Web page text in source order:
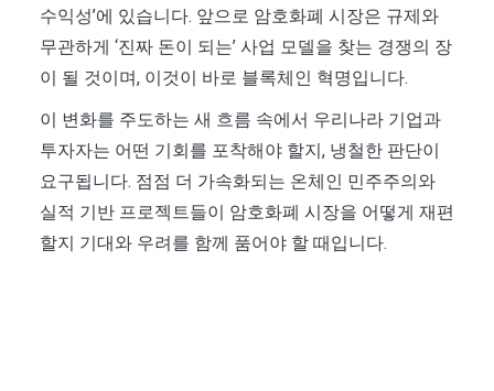
수익성’에 있습니다. 앞으로 암호화폐 시장은 규제와
무관하게 ‘진짜 돈이 되는’ 사업 모델을 찾는 경쟁의 장
이 될 것이며, 이것이 바로 블록체인 혁명입니다.
이 변화를 주도하는 새 흐름 속에서 우리나라 기업과
투자자는 어떤 기회를 포착해야 할지, 냉철한 판단이
요구됩니다. 점점 더 가속화되는 온체인 민주주의와
실적 기반 프로젝트들이 암호화폐 시장을 어떻게 재편
할지 기대와 우려를 함께 품어야 할 때입니다.